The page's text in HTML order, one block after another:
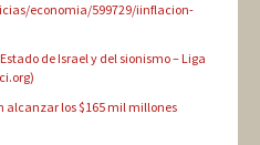
economia/599729/iinflacion-
de Israel y del sionismo – Liga
alcanzar los $165 mil millones